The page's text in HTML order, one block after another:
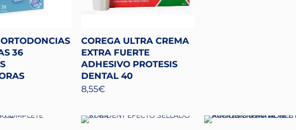
36
COREGA ULTRA CREMA
EXTRA FUERTE
ADHESIVO PROTESIS
DENTAL 40
8,55€